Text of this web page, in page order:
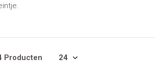
Producten